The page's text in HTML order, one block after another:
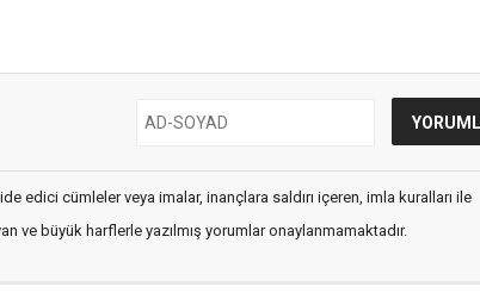
edici cümleler veya imalar, inançlara saldırı içeren, imla kuralları ile
ve büyük harflerle yazılmış yorumlar onaylanmamaktadır.